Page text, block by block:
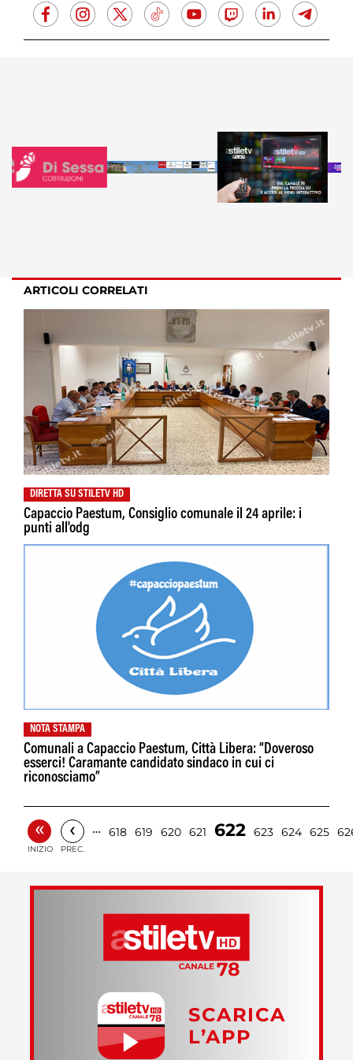
ARTICOLI CORRELATI
DIRETTA SU STILETV HD
Capaccio Paestum, Consiglio comunale il 24 aprile: i
punti all'odg
NOTA STAMPA
Comunali a Capaccio Paestum, Città Libera: “Doveroso
esserci! Caramante candidato sindaco in cui ci
riconosciamo”
«
INIZIO
‹
PREC.
… 618 619 620 621 622 623 624 625
SCARICA
L’APP